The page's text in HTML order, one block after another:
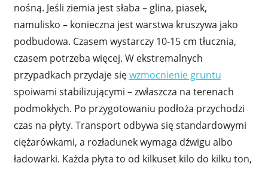
nośną. Jeśli ziemia jest słaba – glina, piasek,
namulisko – konieczna jest warstwa kruszywa jako
podbudowa. Czasem wystarczy 10-15 cm tłucznia,
czasem potrzeba więcej. W ekstremalnych
przypadkach przydaje sięwzmocnienie gruntu
spoiwami stabilizującymi – zwłaszcza na terenach
podmokłych. Po przygotowaniu podłoża przychodzi
czas na płyty. Transport odbywa się standardowymi
ciężarówkami, a rozładunek wymaga dźwigu albo
ładowarki. Każda płyta to od kilkuset kilo do kilku ton,